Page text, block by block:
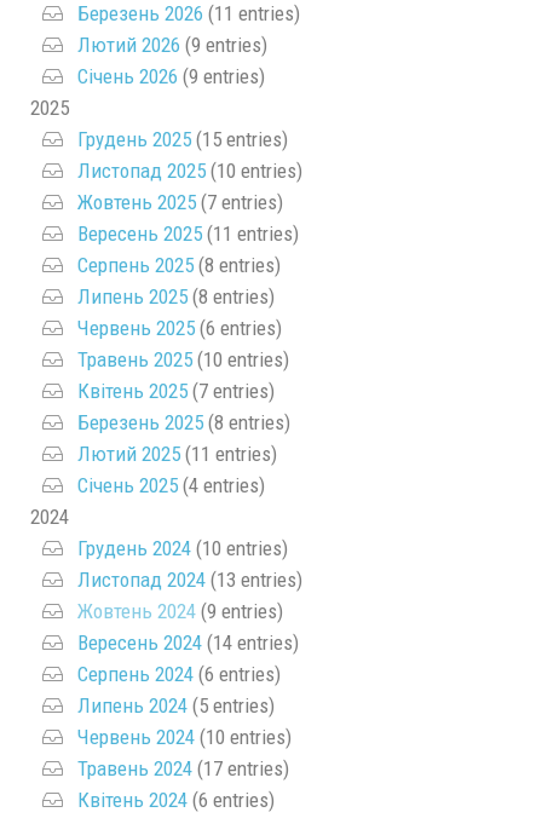
Березень 2026 (11 entries)
Лютий 2026 (9 entries)
Січень 2026 (9 entries)
2025
Грудень 2025 (15 entries)
Листопад 2025 (10 entries)
Жовтень 2025 (7 entries)
Вересень 2025 (11 entries)
Серпень 2025 (8 entries)
Липень 2025 (8 entries)
Червень 2025 (6 entries)
Травень 2025 (10 entries)
Квітень 2025 (7 entries)
Березень 2025 (8 entries)
Лютий 2025 (11 entries)
Січень 2025 (4 entries)
2024
Грудень 2024 (10 entries)
Листопад 2024 (13 entries)
Жовтень 2024 (9 entries)
Вересень 2024 (14 entries)
Серпень 2024 (6 entries)
Липень 2024 (5 entries)
Червень 2024 (10 entries)
Травень 2024 (17 entries)
Квітень 2024 (6 entries)